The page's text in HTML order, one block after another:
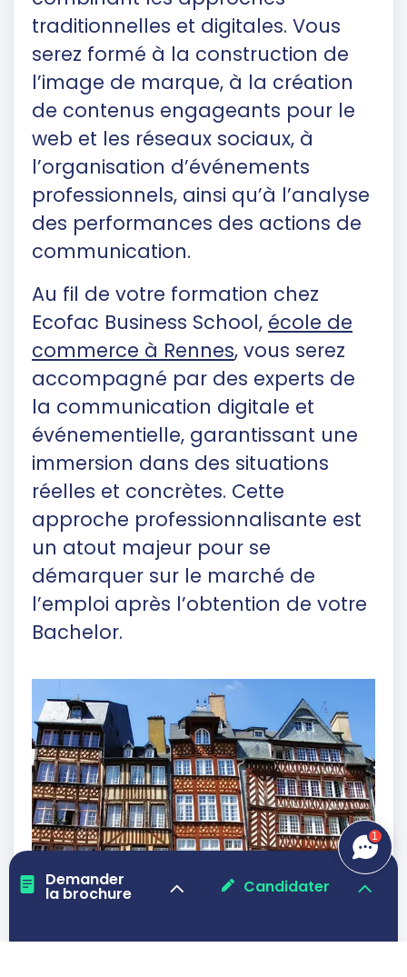
traditionnelles et digitales. Vous
serez formé à la construction de
l’image de marque, à la création
de contenus engageants pour le
web et les réseaux sociaux, à
l’organisation d’événements
professionnels, ainsi qu’à l’analyse
des performances des actions de
communication.
Au fil de votre formation chez
Ecofac Business School, école de
commerce à Rennes, vous serez
accompagné par des experts de
la communication digitale et
événementielle, garantissant une
immersion dans des situations
réelles et concrètes. Cette
approche professionnalisante est
un atout majeur pour se
démarquer sur le marché de
l’emploi après l’obtention de votre
Bachelor.
Demander
la brochure Candidater
1